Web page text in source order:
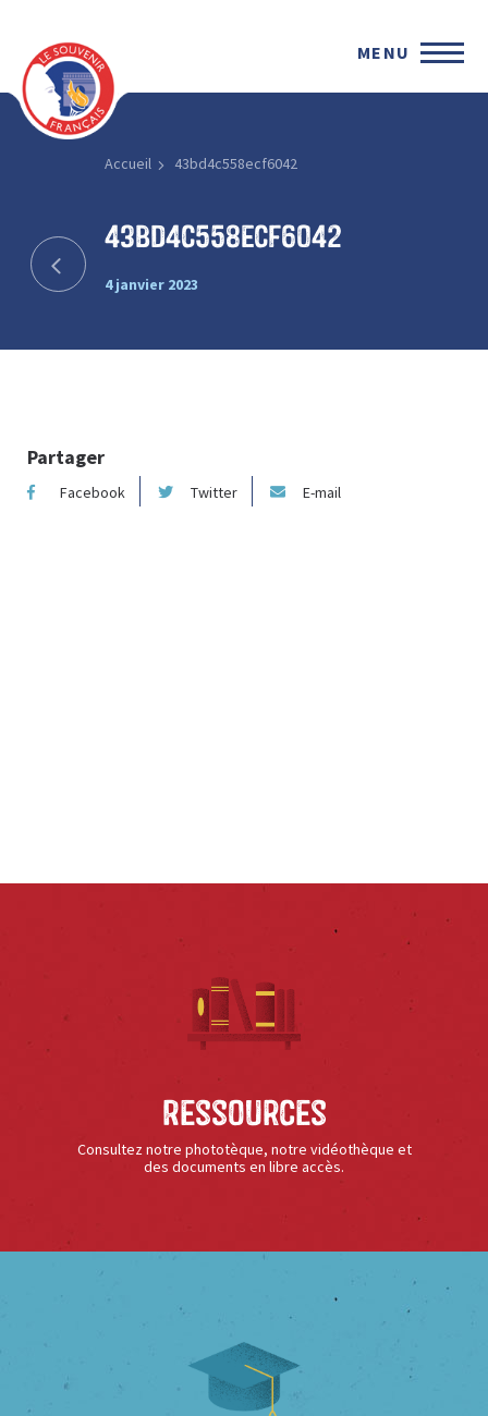
MENU
Accueil 43bd4c558ecf6042
43bd4c558ecf6042
4 janvier 2023
Partager
Facebook Twitter E-mail
Ressources
Consultez notre phototèque, notre vidéothèque et
des documents en libre accès.